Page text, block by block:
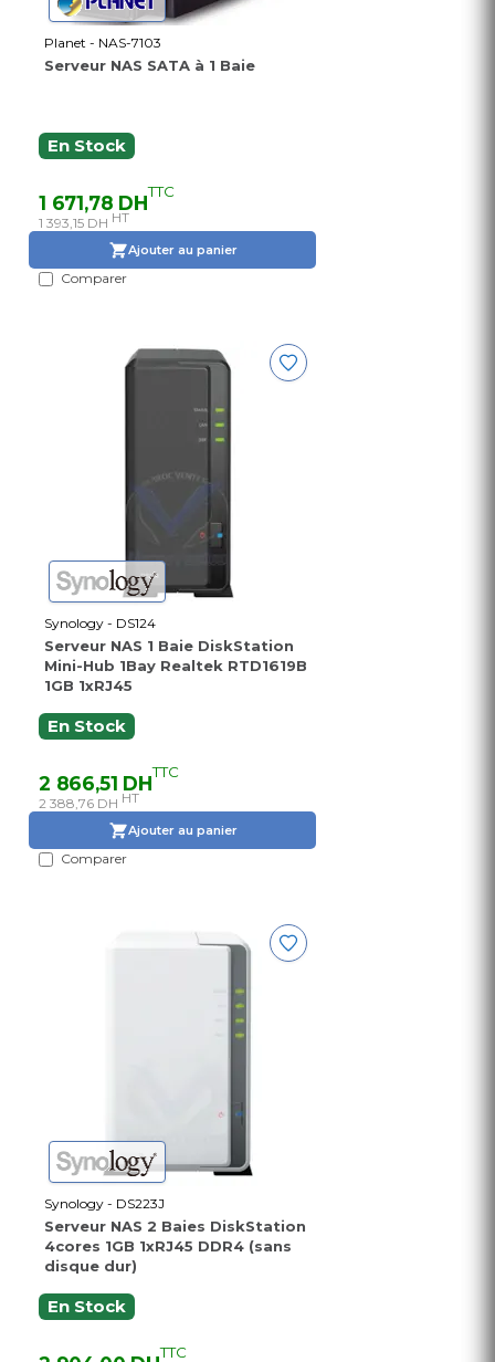
Planet - NAS-7103
Serveur NAS SATA à 1 Baie
En Stock
1 671,78 DHTTC
1 393,15 DH HT
Ajouter au panier
Comparer
Synology - DS124
Serveur NAS 1 Baie DiskStation
Mini-Hub 1Bay Realtek RTD1619B
1GB 1xRJ45
En Stock
2 866,51 DHTTC
2 388,76 DH HT
Ajouter au panier
Comparer
Synology - DS223J
Serveur NAS 2 Baies DiskStation
4cores 1GB 1xRJ45 DDR4 (sans
disque dur)
En Stock
TTC